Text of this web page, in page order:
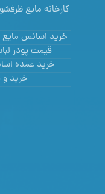
کارخانه مایع
خرید اسانس
قیمت پودر
خرید عمده
خرید